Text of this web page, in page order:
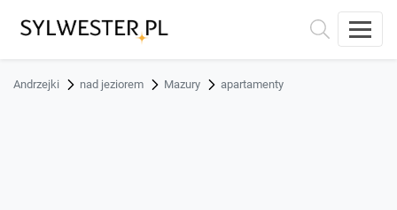
Andrzejki nad jeziorem Mazury apartamenty